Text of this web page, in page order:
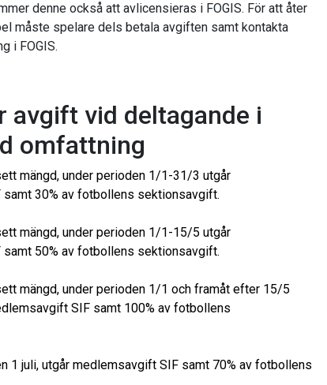
denne också att avlicensieras i FOGIS. För att åter
måste spelare dels betala avgiften samt kontakta
i FOGIS.
avgift vid deltagande i
omfattning
mängd, under perioden 1/1-31/3 utgår
30% av fotbollens sektionsavgift.
mängd, under perioden 1/1-15/5 utgår
50% av fotbollens sektionsavgift.
mängd, under perioden 1/1 och framåt efter 15/5
SIF samt 100% av fotbollens
1 juli, utgår medlemsavgift SIF samt 70% av fotbollens